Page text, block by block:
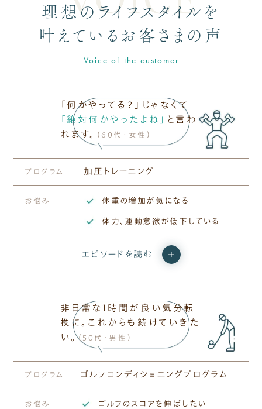
理想のライフスタイルを
叶えているお客さまの声
Voice of the customer
「何かやってる？」じゃなくて
「絶対何かやったよね」 と言わ
れます。
（60代・女性）
プログラム 加圧トレーニング
お悩み 体重の増加が気になる
体力、運動意欲が低下している
エピソードを読む
非日常な1時間が良い気分転
換に。これからも続けていきた
い。（50代・男性）
プログラム ゴルフコンディショニングプログラム
お悩み ゴルフのスコアを伸ばしたい